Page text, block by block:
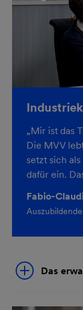
„Mir ist das
Die MVV
setzt sich
dafür ein.
Fabio-
Das